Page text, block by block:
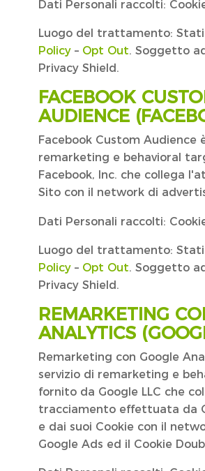
Dati Personali raccolti:
Luogo del trattamento: Stati
Policy – Opt Out. Soggetto
Privacy Shield.
FACEBOOK
AUDIENCE
Facebook Custom Audience
remarketing e behavioral
Facebook, Inc. che collega
Sito con il network di
Dati Personali raccolti:
Luogo del trattamento: Stati
Policy – Opt Out. Soggetto
Privacy Shield.
REMARKETING
ANALYTICS
Remarketing con Google
servizio di remarketing e
fornito da Google LLC che
tracciamento effettuata da
e dai suoi Cookie con il
Google Ads ed il Cookie